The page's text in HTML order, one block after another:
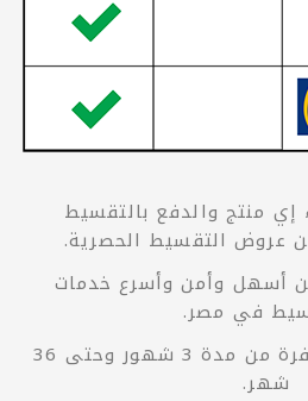
إي منتج والدفع بالتقسيط
عروض التقسيط الحصرية.
أسهل وأمن وأسرع خدمات
في مصر.
- خدمة التقسيط متوفرة من مدة 3 شهور وحتى 36
شهر.